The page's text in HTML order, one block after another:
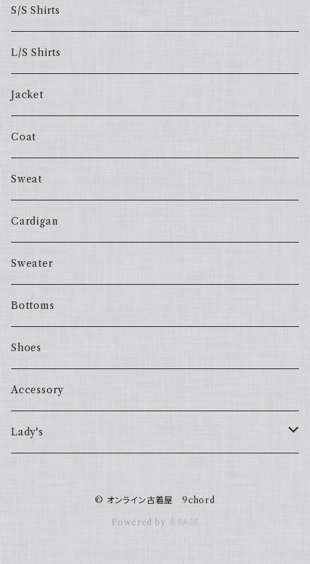
S/S Shirts
L/S Shirts
Jacket
Coat
Sweat
Cardigan
Sweater
Bottoms
Shoes
Accessory
Lady's
© オンライン古着屋 9chord
Powered by